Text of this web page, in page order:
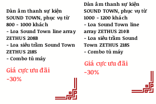
Dàn âm thanh sự kiện
SOUND TOWN, phục vụ từ
800 - 1000 khách
​- Loa Sound Town line array
ZETHUS 208B
- Loa siêu trầm Sound Town
ZETHUS 218S
- Combo tủ máy
Giá cực ưu đãi
-30%
Dàn âm thanh sự kiện
SOUND TOWN, phục vụ từ
1000 - 1200 khách
​- Loa Sound Town line
array ZETHUS 210B
- Loa siêu trầm Sound
Town ZETHUS 218S
- Combo tủ máy
Giá cực ưu đãi
-30%